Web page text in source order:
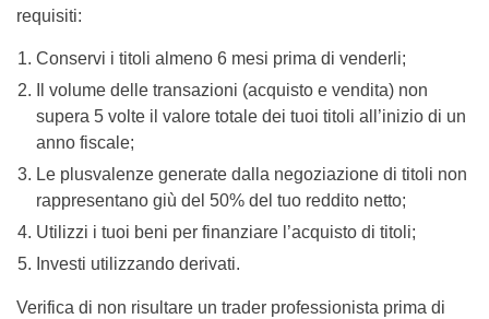
requisiti:
Conservi i titoli almeno 6 mesi prima di venderli;
Il volume delle transazioni (acquisto e vendita) non
supera 5 volte il valore totale dei tuoi titoli all’inizio di un
anno fiscale;
Le plusvalenze generate dalla negoziazione di titoli non
rappresentano giù del 50% del tuo reddito netto;
Utilizzi i tuoi beni per finanziare l’acquisto di titoli;
Investi utilizzando derivati.
Verifica di non risultare un trader professionista prima di